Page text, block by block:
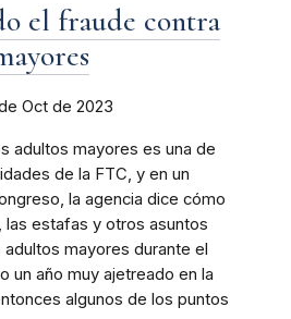
el fraude contra
Oct de 2023
adultos mayores es una de
de la FTC, y en un
la agencia dice cómo
estafas y otros asuntos
mayores durante el
un año muy ajetreado en la
algunos de los puntos